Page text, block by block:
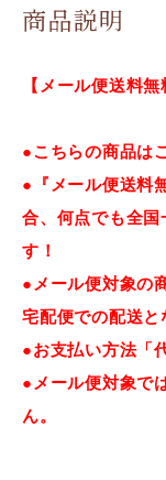
商品説明
【メール便送料
●こちらの商品は
●『メール便送料
合、何点でも全国
す！
●メール便対象の
宅配便での配送と
●お支払い方法「
●メール便対象で
ん。